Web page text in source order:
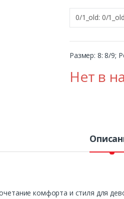
0/1_old: 0/1_old
Размер: 8: 8/9;
Нет в
комфорта и стиля для